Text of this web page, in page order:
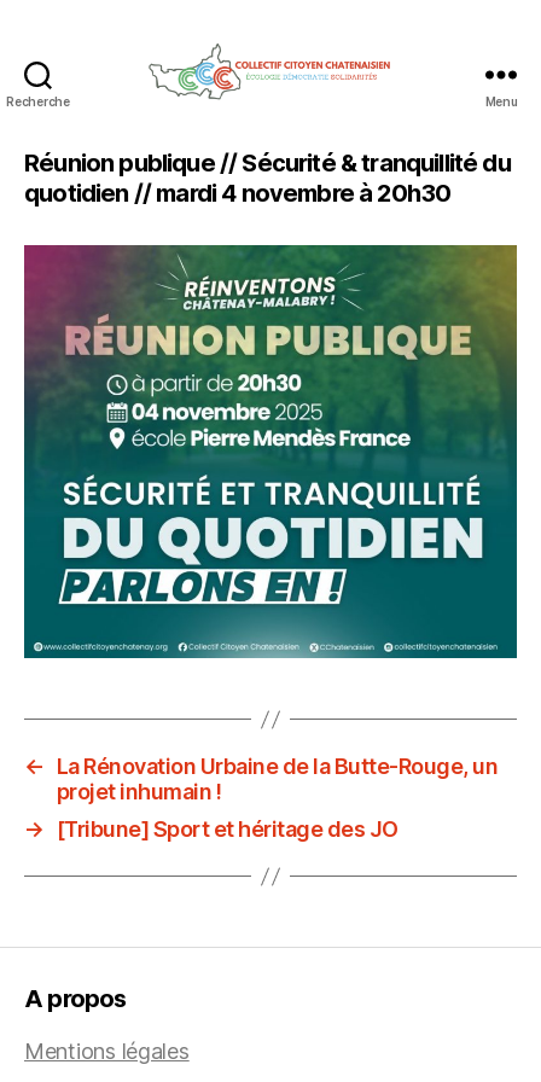
Recherche
Citoyen
Chatenaisien
Menu
Réunion publique // Sécurité & tranquillité du
quotidien // mardi 4 novembre à 20h30
←
La Rénovation Urbaine de la Butte-Rouge, un
projet inhumain !
→
[Tribune] Sport et héritage des JO
A propos
Mentions légales